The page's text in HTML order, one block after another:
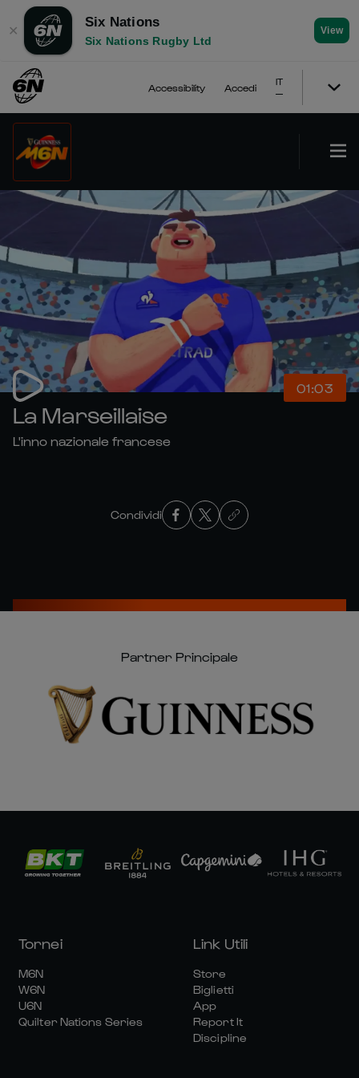
✕
Six Nations
Six Nations Rugby Ltd
View
Accessibility Accedi
IT
01:03
La Marseillaise
L'inno nazionale francese
Condividi
Partner Principale
Tornei
M6N
W6N
U6N
Quilter Nations Series
Link Utili
Store
Biglietti
App
Report It
Discipline